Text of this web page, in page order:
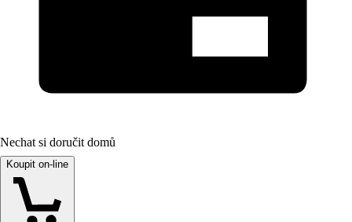
Nechat si doručit domů
Koupit on-line